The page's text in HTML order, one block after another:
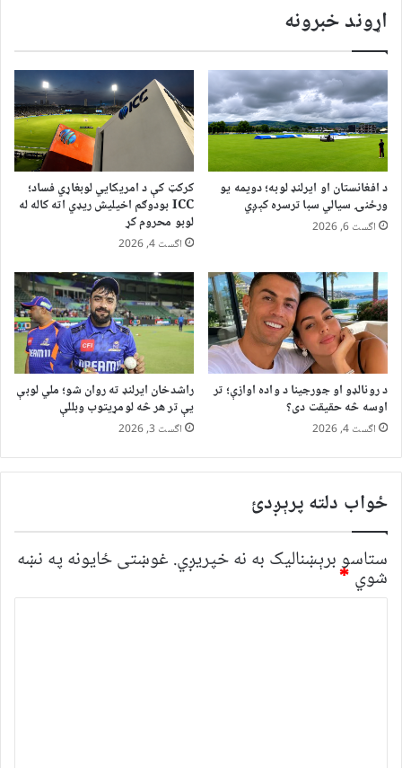
اړوند خبرونه
د افغانستان او ایرلنډ لوبه؛ دویمه یو
ورځنۍ سیالي سبا ترسره کېږي
اگست 6, 2026
کرکټ کې د امریکايي لوبغاړي فساد؛
ICC بودوګم اخیلیش ریډي اته کاله له
لوبو محروم کړ
اگست 4, 2026
د رونالډو او جورجینا د واده اوازې؛ تر
اوسه څه حقیقت دی؟
اگست 4, 2026
راشدخان ایرلنډ ته روان شو؛ ملي لوبې
یې تر هر څه لومړیتوب وبللې
اگست 3, 2026
ځواب دلته پرېږدئ
ستاسو برېښناليک به نه خپريږي. غوښتى ځایونه په نښه
شوي *